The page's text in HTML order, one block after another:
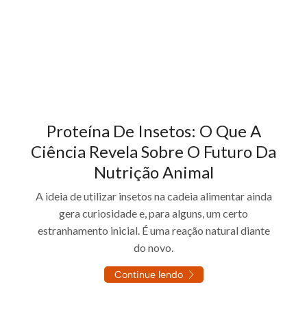
Proteína De Insetos: O Que A
Ciência Revela Sobre O Futuro Da
Nutrição Animal
A ideia de utilizar insetos na cadeia alimentar ainda
gera curiosidade e, para alguns, um certo
estranhamento inicial. É uma reação natural diante
do novo.
Continue lendo